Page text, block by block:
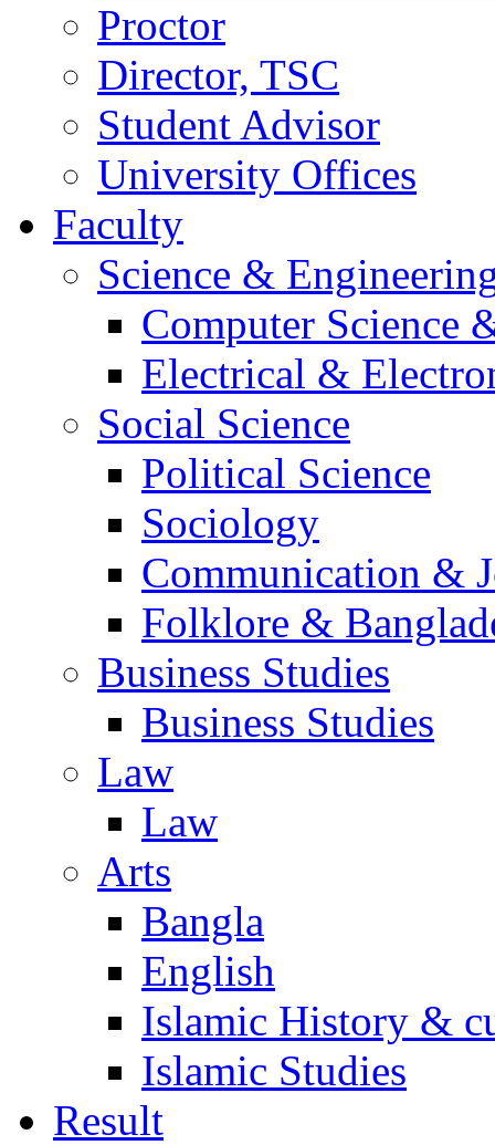
Proctor
Director, TSC
Student Advisor
University Offices
Faculty
Science &
Computer Science
Electrical &
Social Science
Political Science
Sociology
Communication &
Folklore &
Business Studies
Business Studies
Law
Law
Arts
Bangla
English
Islamic History &
Islamic Studies
Result